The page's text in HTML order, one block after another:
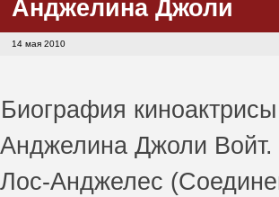
Анджелина Джоли
14 мая 2010
Биография
Анджелина Джоли Войт.
Лос-Анджелес